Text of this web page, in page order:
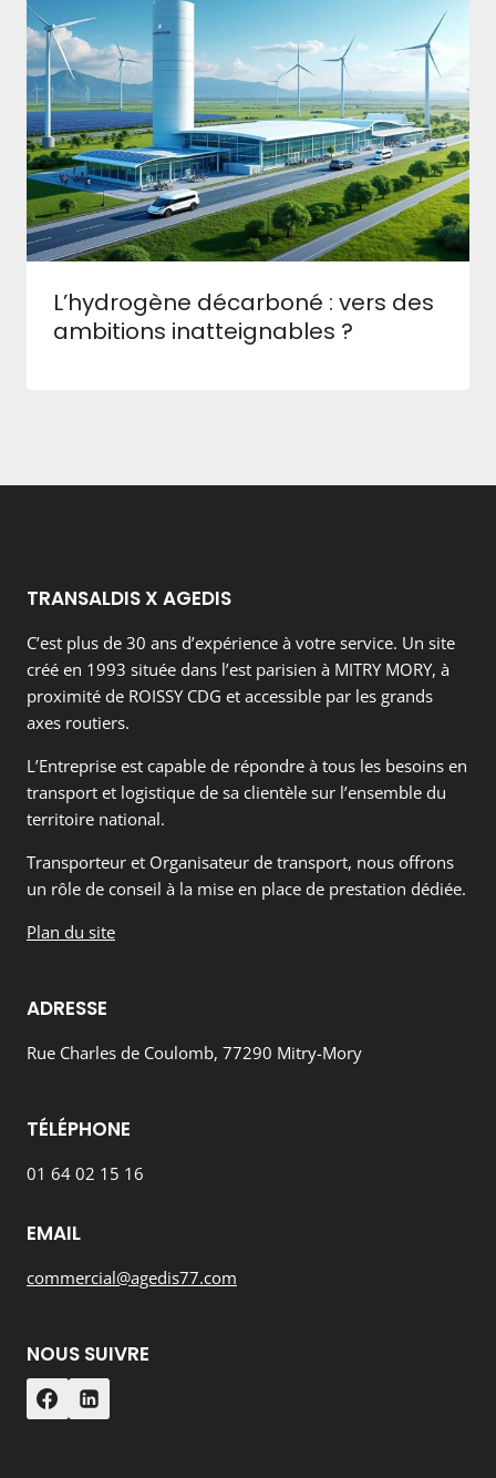
L’hydrogène décarboné : vers des
ambitions inatteignables ?
TRANSALDIS X AGEDIS
C’est plus de 30 ans d’expérience à votre service. Un site
créé en 1993 située dans l’est parisien à MITRY MORY, à
proximité de ROISSY CDG et accessible par les grands
axes routiers.
L’Entreprise est capable de répondre à tous les besoins en
transport et logistique de sa clientèle sur l’ensemble du
territoire national.
Transporteur et Organisateur de transport, nous offrons
un rôle de conseil à la mise en place de prestation dédiée.
Plan du site
ADRESSE
Rue Charles de Coulomb, 77290 Mitry-Mory
TÉLÉPHONE
01 64 02 15 16
EMAIL
commercial@agedis77.com
NOUS SUIVRE